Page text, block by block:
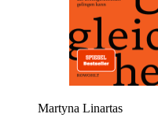
Martyna Linartas